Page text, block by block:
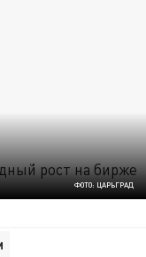
ФОТО: ЦАРЬГРАД